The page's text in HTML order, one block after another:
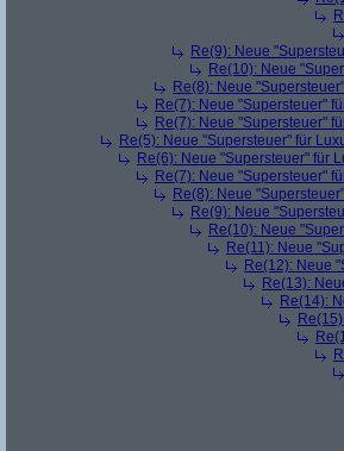
Re(9): Neue
Re(10): Neue
Re(8): Neue
Re(7): Neue "Supersteuer"
Re(7): Neue "Supersteuer"
Re(5): Neue "Supersteuer" für
Re(6): Neue "Supersteuer" für
Re(7): Neue "Supersteuer"
Re(8): Neue
Re(9): Neue
Re(10): Neue
Re(11): Neue
Re(12): Neue
Re(13):
Re(14):